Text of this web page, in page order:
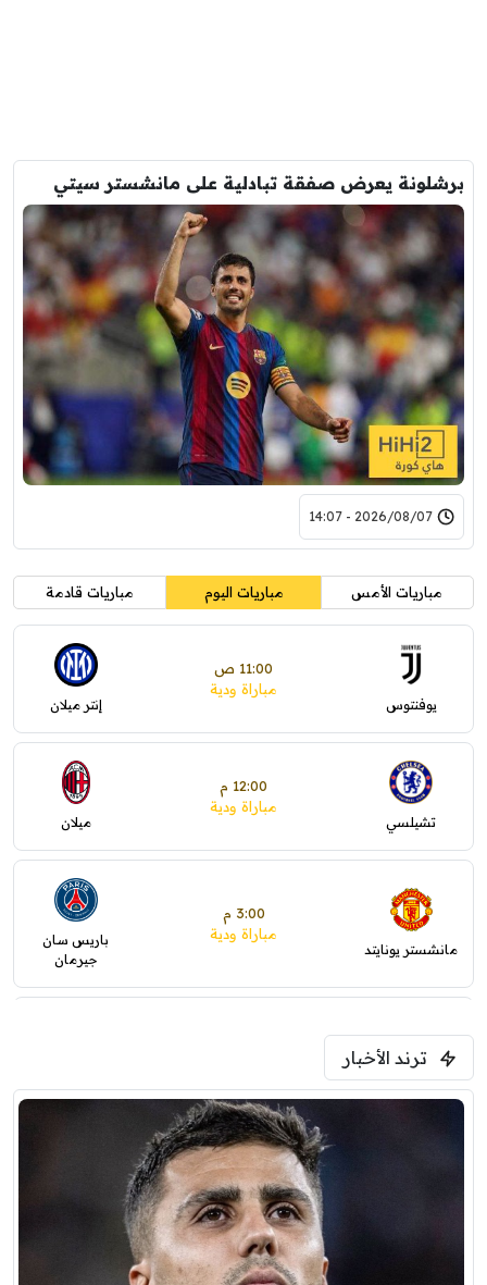
برشلونة يعرض صفقة تبادلية على مانشستر سيتي
2026/08/07 - 14:07
مباريات الأمس مباريات اليوم مباريات قادمة
يوفنتوس
11:00 ص
مباراة ودية
إنتر ميلان
تشيلسي
12:00 م
مباراة ودية
ميلان
مانشستر يونايتد
3:00 م
مباراة ودية
باريس سان
جيرمان
فرينتسفاروشي
7:00 م
مباراة ودية
8:00 م
ترند الأخبار